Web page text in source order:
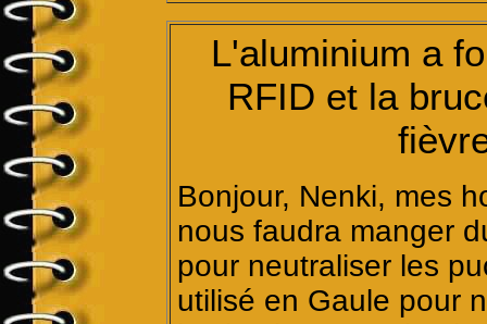
L'aluminium a
RFID et la
Bonjour, Nenki, mes
nous faudra manger
pour neutraliser les
utilisé en Gaule pour